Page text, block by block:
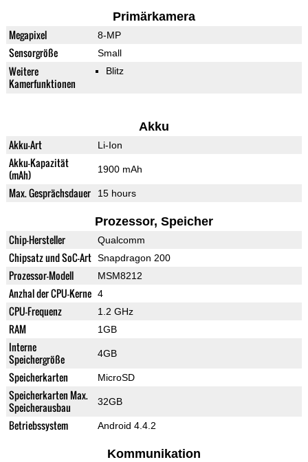
Primärkamera
Megapixel 8-MP
Sensorgröße Small
Weitere
Kamerfunktionen
Blitz
Akku
Akku-Art Li-Ion
Akku-Kapazität
(mAh)
1900 mAh
Max. Gesprächsdauer 15 hours
Prozessor, Speicher
Chip-Hersteller Qualcomm
Chipsatz und SoC-Art Snapdragon 200
Prozessor-Modell MSM8212
Anzhal der CPU-Kerne 4
CPU-Frequenz 1.2 GHz
RAM 1GB
Interne
Speichergröße
4GB
Speicherkarten MicroSD
Speicherkarten Max.
Speicherausbau
32GB
Betriebssystem Android 4.4.2
Kommunikation